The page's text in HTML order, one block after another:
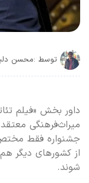
توسط :محسن
داور بخش «فیلم
میراث‌فرهنگی
جشنواره فقط مختص
از کشورهای دیگر
شوند.